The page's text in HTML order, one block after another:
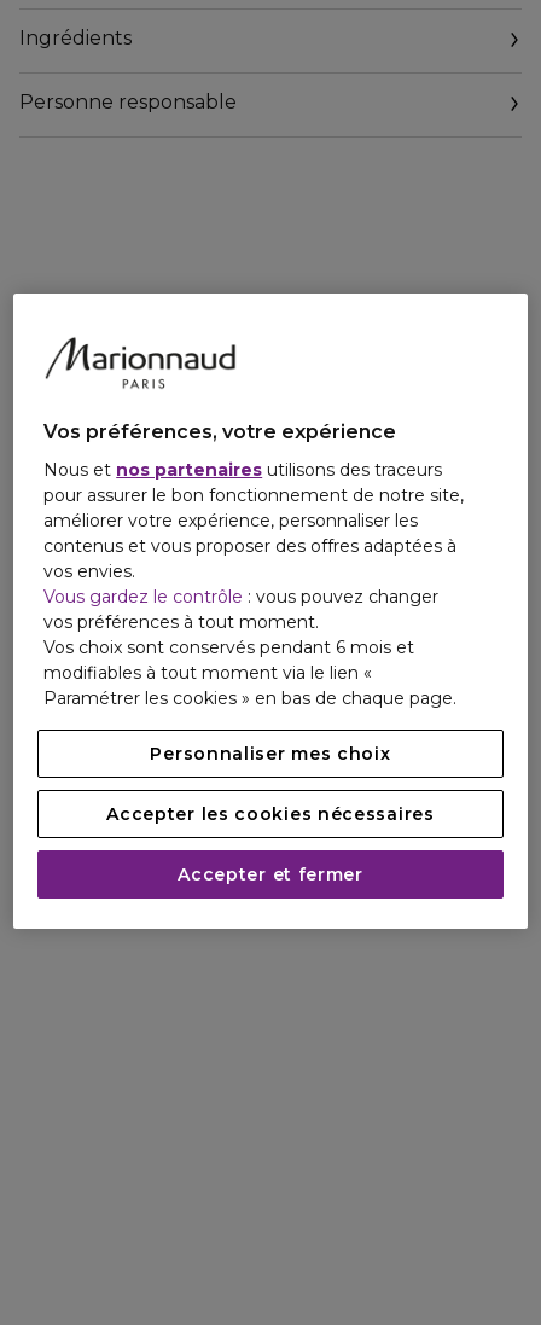
rose, avant de se fondre dans un cocon doux de vanille, de
santal et de musc. En cadeau, une mousse de douche 100
fraîcheur et de douceur.
Ingrédients
Personne responsable
Vos préférences, votre expérience
Nous et nos partenaires utilisons des traceurs
pour assurer le bon fonctionnement de notre site,
améliorer votre expérience, personnaliser les
contenus et vous proposer des offres adaptées à
vos envies.
Vous gardez le contrôle : vous pouvez changer
vos préférences à tout moment.
Vos choix sont conservés pendant 6 mois et
modifiables à tout moment via le lien «
Paramétrer les cookies » en bas de chaque page.
Personnaliser mes choix
Accepter les cookies nécessaires
Accepter et fermer